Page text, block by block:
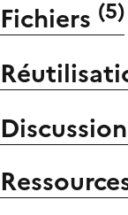
Fichiers (5)